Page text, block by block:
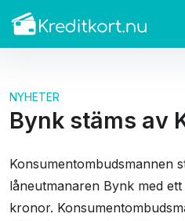
NYHETER
Bynk stäms av
Konsumentombudsmannen
låneutmanaren Bynk med
kronor.